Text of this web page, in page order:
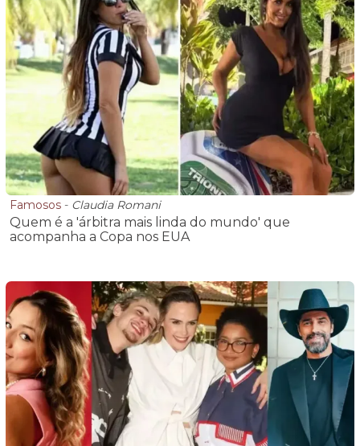
Famosos - Claudia Romani
Quem é a 'árbitra mais linda do mundo' que
acompanha a Copa nos EUA